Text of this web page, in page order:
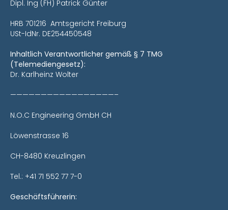
Dipl. Ing (FH) Patrick Günter
HRB 701216 Amtsgericht Freiburg
USt-IdNr. DE254450548
Inhaltlich Verantwortlicher gemäß § 7 TMG
(Telemediengesetz):
Dr. Karlheinz Wolter
—————————————————–
N.O.C Engineering GmbH CH
Löwenstrasse 16
CH-8480 Kreuzlingen
Tel.: +41 71 552 77 7-0
Geschäftsführerin: